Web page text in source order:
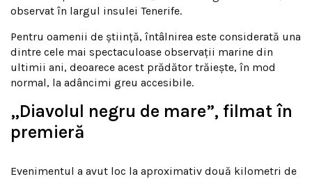
observat în largul insulei Tenerife.
Pentru oamenii de știință, întâlnirea este considerată una
dintre cele mai spectaculoase observații marine din
ultimii ani, deoarece acest prădător trăiește, în mod
normal, la adâncimi greu accesibile.
„Diavolul negru de mare”, filmat în
premieră
Evenimentul a avut loc la aproximativ două kilometri de